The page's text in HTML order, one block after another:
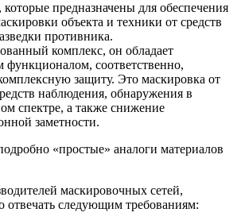
которые предназначены для обеспечения
объекта и техники от средств
противника.
комплекс, он обладает
соответственно,
защиту. Это маскировка от
наблюдения, обнаружения в
спектре, а также снижение
заметности.
«простые» аналоги материалов
маскировочных сетей,
отвечать следующим требованиям: